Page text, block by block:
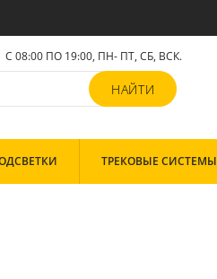
С 08:00 ПО 19:00, ПН- ПТ,СБ, ВСК.
ТРЕКОВЫЕ СИСТЕМЫ